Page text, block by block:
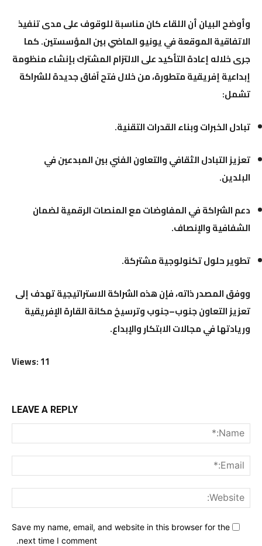
وأوضح البيان أن اللقاء كان مناسبة للوقوف على مدى تنفيذ
الاتفاقية الموقعة في يونيو الماضي بين المؤسستين. كما
جرى خلاله إعادة التأكيد على الالتزام المشترك بإنشاء منظومة
إبداعية إفريقية متطورة، من خلال فتح آفاق جديدة للشراكة
تشمل:
تبادل الخبرات وبناء القدرات التقنية.
تعزيز التبادل الثقافي والتعاون الفني بين المبدعين في
البلدين.
دعم الشراكة في المفاوضات مع المنصات الرقمية لضمان
الشفافية والإنصاف.
تطوير حلول تكنولوجية مشتركة.
ووفق المصدر ذاته، فإن هذه الشراكة الاستراتيجية تهدف إلى
تعزيز التعاون جنوب–جنوب وترسيخ مكانة القارة الإفريقية
وريادتها في مجالات الابتكار والإبداع.
Views: 11
LEAVE A REPLY
Save my name, email, and website in this browser for the
next time I comment.